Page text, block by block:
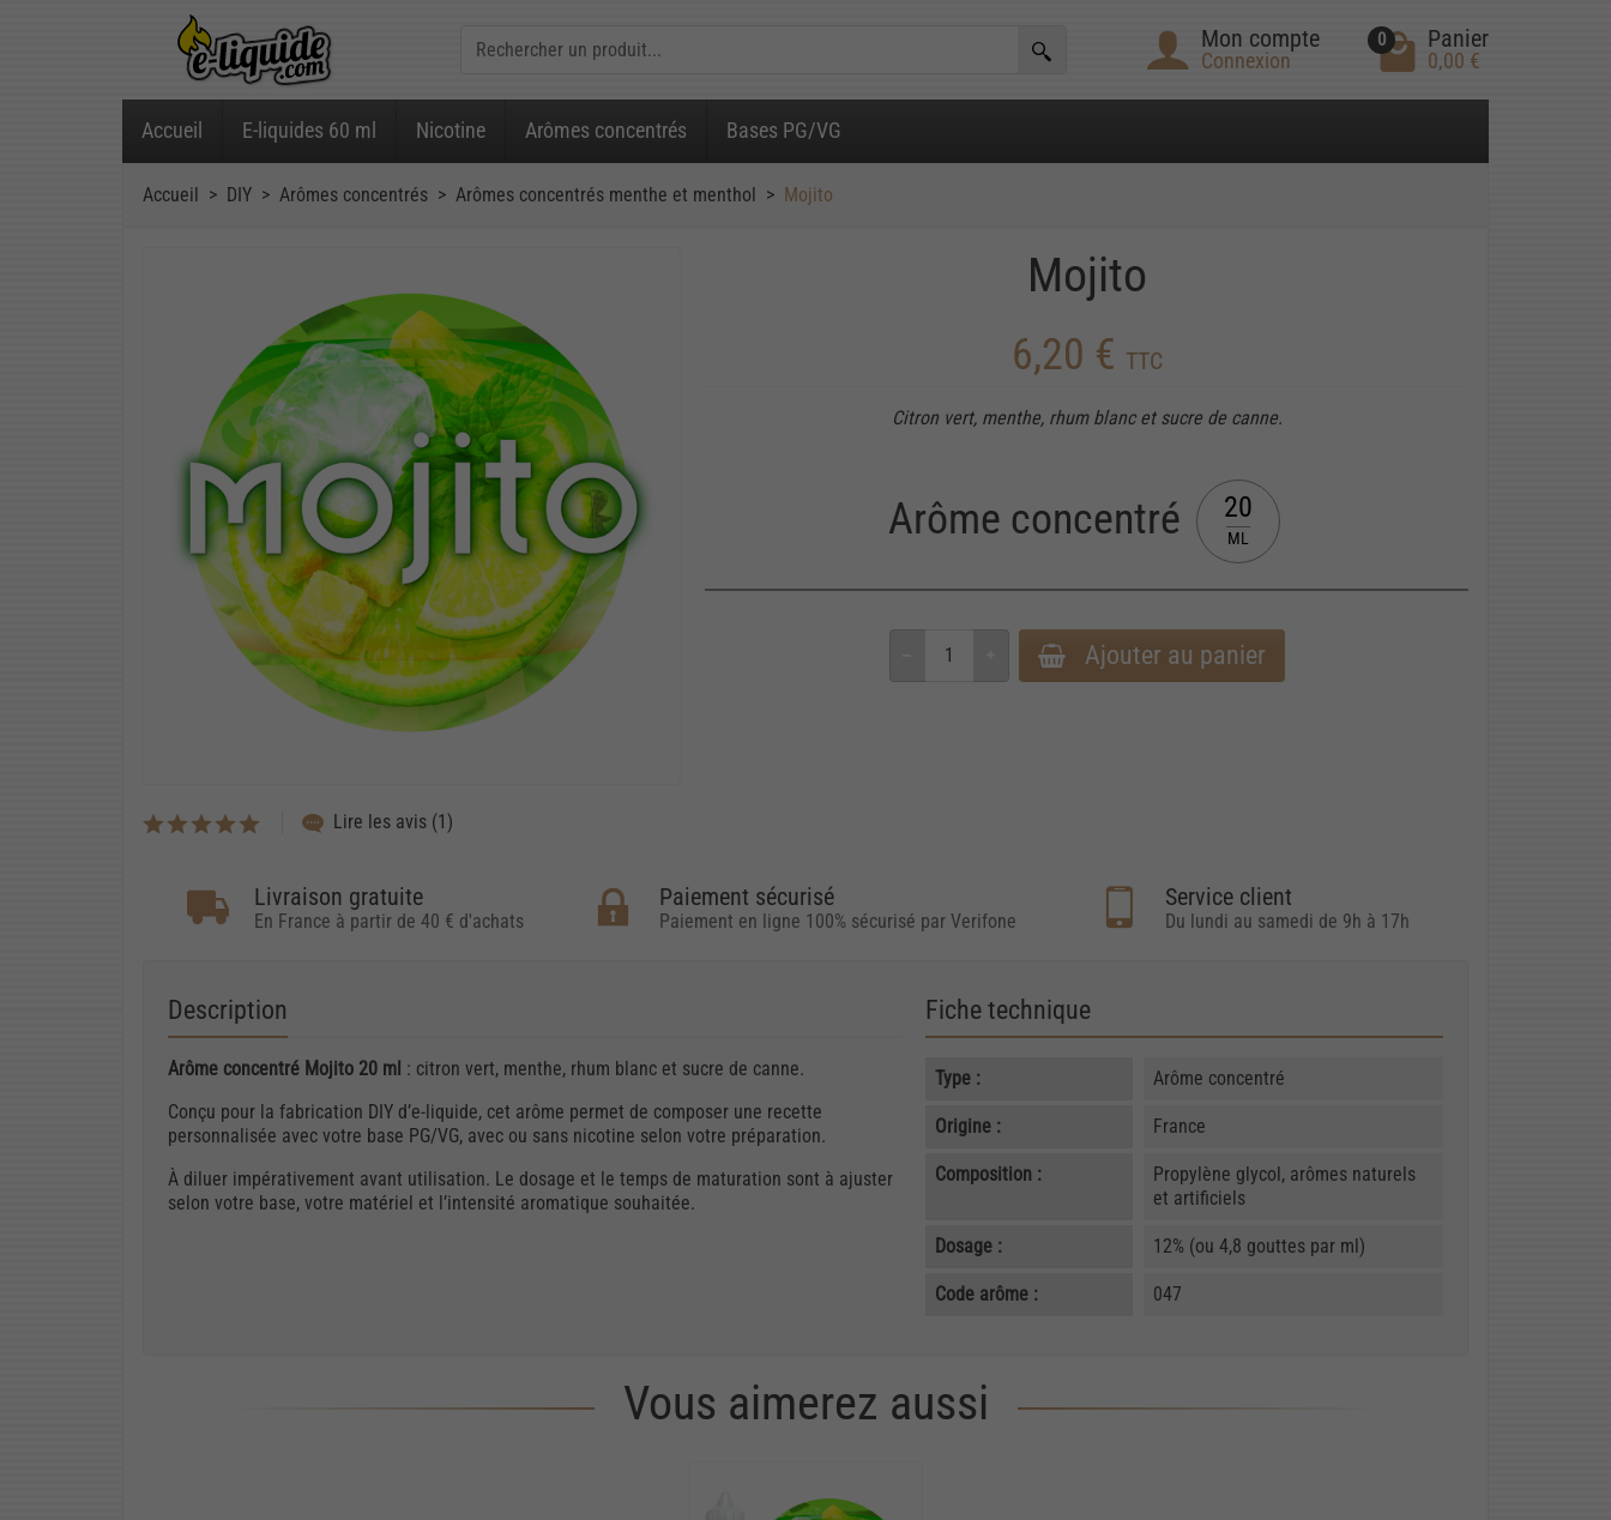
Mon compte
Connexion
0 Panier
0,00 €
Accueil E-liquides 60 ml Nicotine Arômes concentrés Bases PG/VG
Accueil DIY Arômes concentrés Arômes concentrés menthe et menthol Mojito
Lire les avis (1)
Mojito
6,20 € TTC
Citron vert, menthe, rhum blanc et sucre de canne.
Arôme concentré 20
ML
Ajouter au panier
Livraison gratuite
En France à partir de 40 € d'achats
Paiement sécurisé
Paiement en ligne 100% sécurisé par Verifone
Service client
Du lundi au samedi de 9h à 17h
Description
Arôme concentré Mojito 20 ml : citron vert, menthe, rhum blanc et sucre de canne.
Conçu pour la fabrication DIY d’e-liquide, cet arôme permet de composer une recette
personnalisée avec votre base PG/VG, avec ou sans nicotine selon votre préparation.
À diluer impérativement avant utilisation. Le dosage et le temps de maturation sont à ajuster
selon votre base, votre matériel et l’intensité aromatique souhaitée.
Fiche technique
Type : Arôme concentré
Origine : France
Composition :
Propylène glycol, arômes naturels
et artificiels
Dosage : 12% (ou 4,8 gouttes par ml)
Code arôme : 047
Vous aimerez aussi